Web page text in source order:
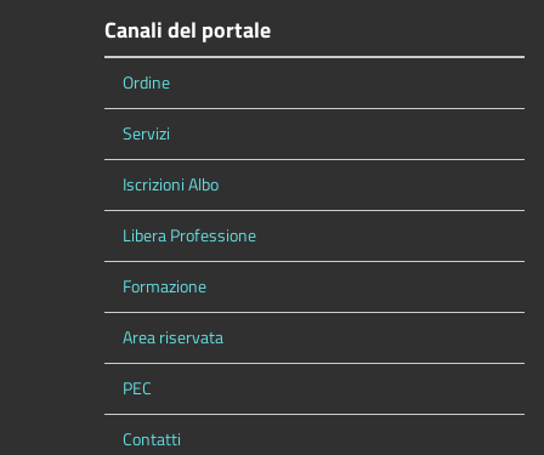
Canali del portale
Ordine
Servizi
Iscrizioni Albo
Libera Professione
Formazione
Area riservata
PEC
Contatti